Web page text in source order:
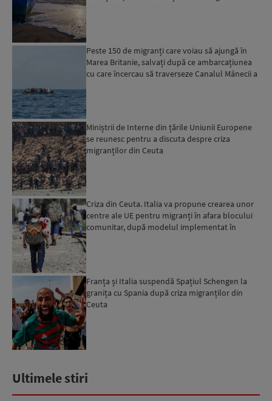
Peste 150 de migranți care voiau să ajungă în
Marea Britanie, salvați după ce ambarcațiunea
cu care încercau să traverseze Canalul Mânecii a
Miniștrii de Interne din țările Uniunii Europene
se reunesc pentru a discuta despre criza
migranților din Ceuta
Criza din Ceuta. Italia va propune crearea unor
centre ale UE pentru migranți în afara blocului
comunitar, după modelul implementat în
Franța și Italia suspendă Spațiul Schengen la
granița cu Spania după criza migranților din
Ceuta
Ultimele stiri